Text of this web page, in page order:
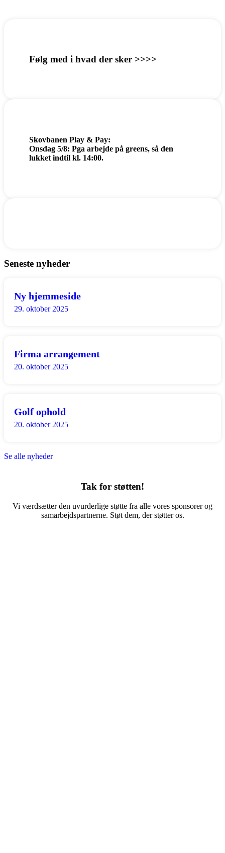
Følg med i hvad der sker >>>>
Skovbanen Play & Pay:
Onsdag 5/8: Pga arbejde på greens, så den
lukket indtil kl. 14:00.
Seneste nyheder
Ny hjemmeside
29. oktober 2025
Firma arrangement
20. oktober 2025
Golf ophold
20. oktober 2025
Se alle nyheder
Tak for støtten!
Vi værdsætter den uvurderlige støtte fra alle vores sponsorer og
samarbejdspartnerne. Støt dem, der støtter os.